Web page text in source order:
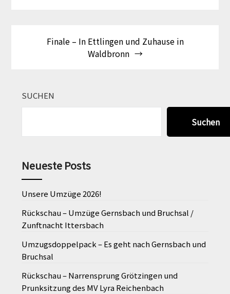
Finale – In Ettlingen und Zuhause in
Waldbronn
SUCHEN
Suchen
Neueste Posts
Unsere Umzüge 2026!
Rückschau – Umzüge Gernsbach und Bruchsal /
Zunftnacht Ittersbach
Umzugsdoppelpack – Es geht nach Gernsbach und
Bruchsal
Rückschau – Narrensprung Grötzingen und
Prunksitzung des MV Lyra Reichenbach